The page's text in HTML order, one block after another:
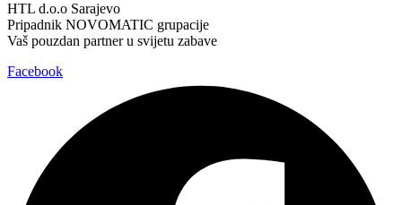
HTL d.o.o Sarajevo
Pripadnik NOVOMATIC grupacije
Vaš pouzdan partner u svijetu zabave
Facebook